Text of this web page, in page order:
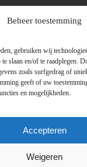
Beheer toestemming
gebruiken wij
slaan en/of te raadplegen.
zoals surfgedrag of
geeft of uw
en mogelijkheden.
Accepteren
Weigeren